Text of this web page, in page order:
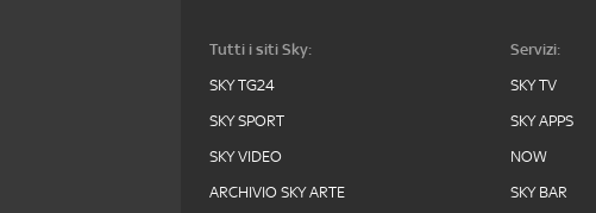
Tutti i siti Sky:
SKY TG24
SKY SPORT
SKY VIDEO
ARCHIVIO SKY ARTE
Servizi:
SKY TV
SKY APPS
NOW
SKY BAR